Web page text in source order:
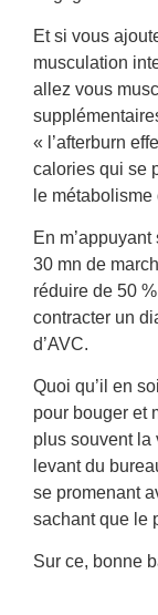
Et si vous
musculation
allez vous
« l’afterburn
calories qui se
le
En
30 mn de
réduire de 50
contracter un
d’AVC.
Quoi qu’il en
pour bouger et
plus souvent la
levant du
se promenant
sachant que le
Sur ce, bonne